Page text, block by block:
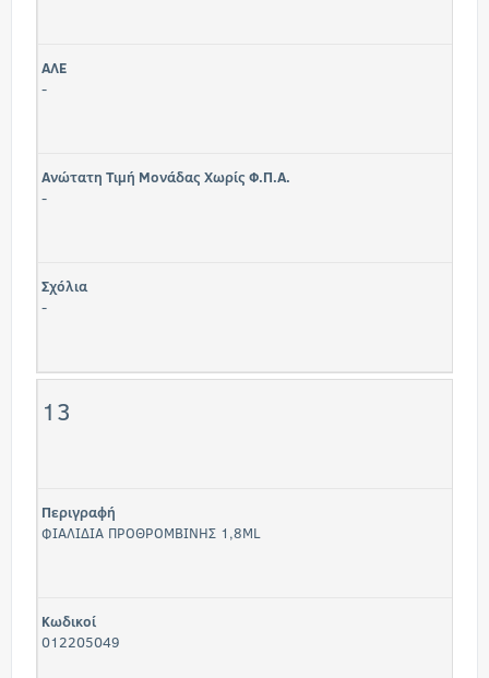
ΑΛΕ
-
Ανώτατη Τιμή Μονάδας Χωρίς Φ.Π.Α.
-
Σχόλια
-
13
Περιγραφή
ΦΙΑΛΙΔΙΑ ΠΡΟΘΡΟΜΒΙΝΗΣ 1,8ML
Κωδικοί
012205049